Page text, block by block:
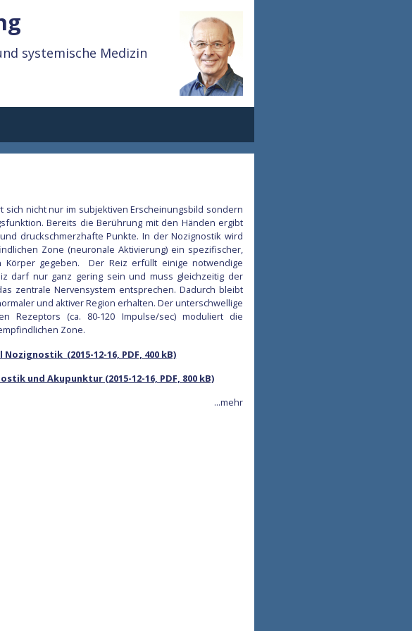
systemische Medizin
sich nicht nur im subjektiven Erscheinungsbild sondern
Bereits die Berührung mit den Händen ergibt
druckschmerzhafte Punkte. In der Nozignostik wird
Zone (neuronale Aktivierung) ein spezifischer,
Körper gegeben. Der Reiz erfüllt einige notwendige
darf nur ganz gering sein und muss gleichzeitig der
zentrale Nervensystem entsprechen. Dadurch bleibt
und aktiver Region erhalten. Der unterschwellige
Rezeptors (ca. 80-120 Impulse/sec) moduliert die
Zone.
(2015-12-16, PDF, 400 kB)
und Akupunktur (2015-12-16, PDF, 800 kB)
...mehr